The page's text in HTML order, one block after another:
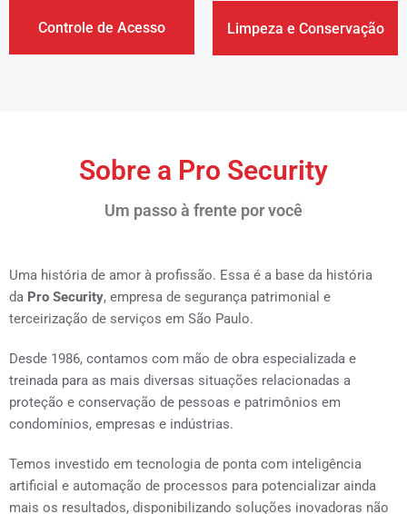
Controle de Acesso Limpeza e Conservação
Sobre a Pro Security
Um passo à frente por você
Uma história de amor à profissão. Essa é a base da história
da Pro Security, empresa de segurança patrimonial e
terceirização de serviços em São Paulo.
Desde 1986, contamos com mão de obra especializada e
treinada para as mais diversas situações relacionadas a
proteção e conservação de pessoas e patrimônios em
condomínios, empresas e indústrias.
Temos investido em tecnologia de ponta com inteligência
artificial e automação de processos para potencializar ainda
mais os resultados, disponibilizando soluções inovadoras não